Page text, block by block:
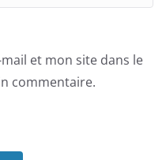
et mon site dans le
commentaire.